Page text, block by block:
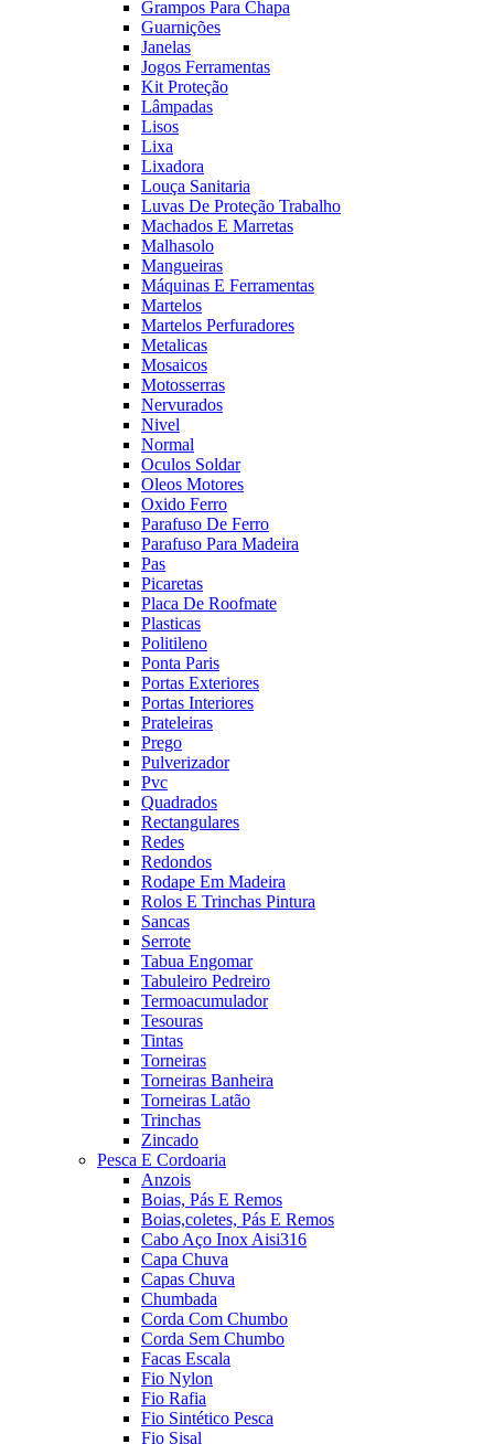
Grampos Para Chapa
Guarnições
Janelas
Jogos Ferramentas
Kit Proteção
Lâmpadas
Lisos
Lixa
Lixadora
Louça Sanitaria
Luvas De Proteção Trabalho
Machados E Marretas
Malhasolo
Mangueiras
Máquinas E Ferramentas
Martelos
Martelos Perfuradores
Metalicas
Mosaicos
Motosserras
Nervurados
Nivel
Normal
Oculos Soldar
Oleos Motores
Oxido Ferro
Parafuso De Ferro
Parafuso Para Madeira
Pas
Picaretas
Placa De Roofmate
Plasticas
Politileno
Ponta Paris
Portas Exteriores
Portas Interiores
Prateleiras
Prego
Pulverizador
Pvc
Quadrados
Rectangulares
Redes
Redondos
Rodape Em Madeira
Rolos E Trinchas Pintura
Sancas
Serrote
Tabua Engomar
Tabuleiro Pedreiro
Termoacumulador
Tesouras
Tintas
Torneiras
Torneiras Banheira
Torneiras Latão
Trinchas
Zincado
Pesca E Cordoaria
Anzois
Boias, Pás E Remos
Boias,coletes, Pás E Remos
Cabo Aço Inox Aisi316
Capa Chuva
Capas Chuva
Chumbada
Corda Com Chumbo
Corda Sem Chumbo
Facas Escala
Fio Nylon
Fio Rafia
Fio Sintético Pesca
Fio Sisal